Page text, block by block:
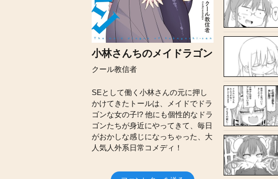
小林さんちのメイドラゴン
クール教信者
SEとして働く小林さんの元に押し
かけてきたトールは、メイドでドラ
ゴンな女の子!? 他にも個性的なドラ
ゴンたちが身近にやってきて、毎日
がおかしな感じになっちゃった、大
人気人外系日常コメディ！